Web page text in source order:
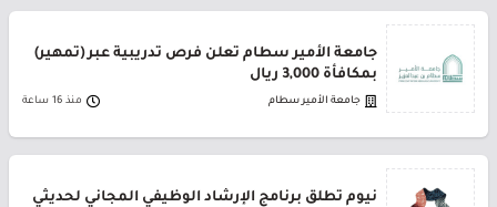
جامعة الأمير سطام تعلن فرص تدريبية عبر (تمهير)
بمكافأة 3,000 ريال
جامعة الأمير سطام منذ 16 ساعة
نيوم تطلق برنامج الإرشاد الوظيفي المجاني لحديثي